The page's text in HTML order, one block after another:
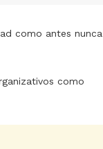
como antes nunca
como